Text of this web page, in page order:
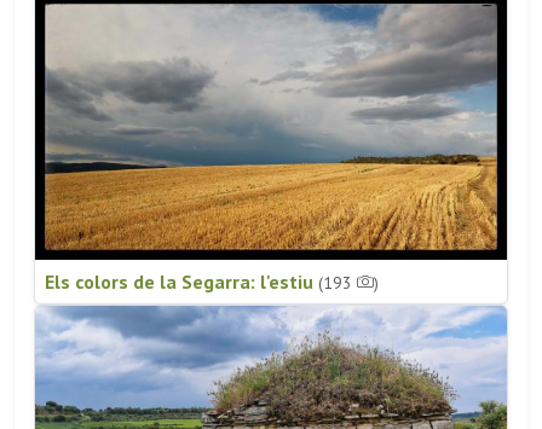
Els colors de la Segarra: l'estiu (193 )